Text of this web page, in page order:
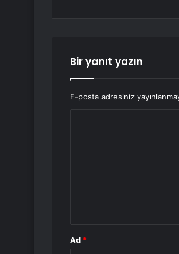
Bir yanıt yazın
E-posta adresiniz
Ad *